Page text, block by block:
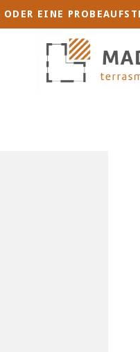
EINE